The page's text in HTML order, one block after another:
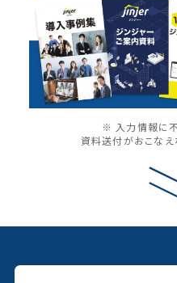
※ 入力情報に
資料送付がおこなえ